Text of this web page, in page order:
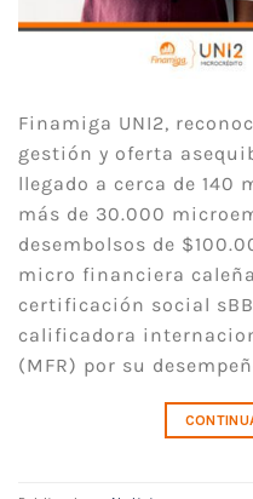
Finamiga UNI2,
gestión y oferta
llegado a cerca de 140
más de 30.000
desembolsos de
micro financiera
certificación social
calificadora
(MFR) por su